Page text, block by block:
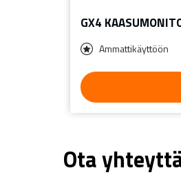
GX4
Ammattikäyttöön
Ota